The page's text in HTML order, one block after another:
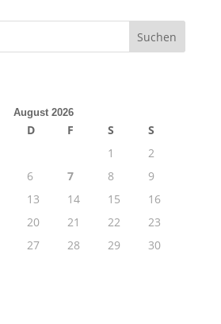
August 2026
D F S
S
1
2
6 7 8
9
13 14 15
16
20 21 22
23
27 28 29
30